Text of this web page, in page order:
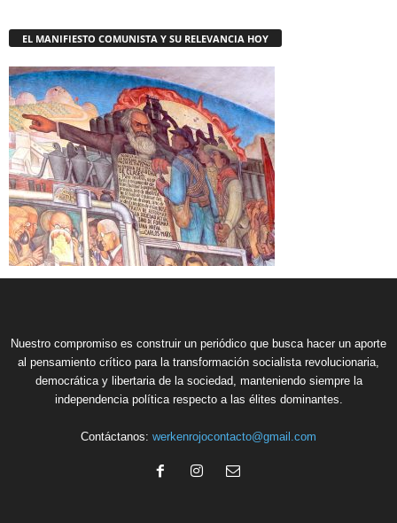
EL MANIFIESTO COMUNISTA Y SU RELEVANCIA HOY
Nuestro compromiso es construir un periódico que busca hacer un aporte
al pensamiento crítico para la transformación socialista revolucionaria,
democrática y libertaria de la sociedad, manteniendo siempre la
independencia política respecto a las élites dominantes.
Contáctanos: werkenrojocontacto@gmail.com